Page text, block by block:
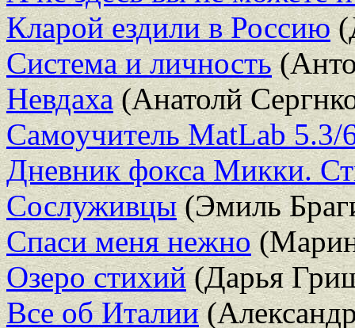
Кларой ездили в Россию
Система и личность
Невдаха(Анатолй
Самоучитель MatLab 5.3/
Дневник фокса Микки.
Сослуживцы(Эмиль
Спаси меня нежно
Озеро стихий(Дарья
Все об Италии